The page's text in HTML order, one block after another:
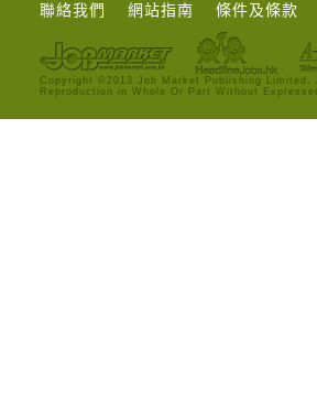
聯絡我們 網站指南 條件及條款
Copyright ©2013 Job Market Publishing Limited.
Reproduction in Whole Or Part Without